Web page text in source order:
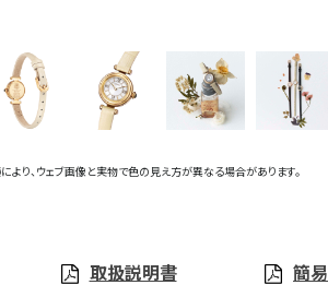
り、ウェブ画像と実物で色の見え方が異なる場合があります。
取扱説明書 簡